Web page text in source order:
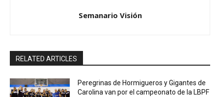
Semanario Visión
RELATED ARTICLES
Peregrinas de Hormigueros y Gigantes de
Carolina van por el campeonato de la LBPF